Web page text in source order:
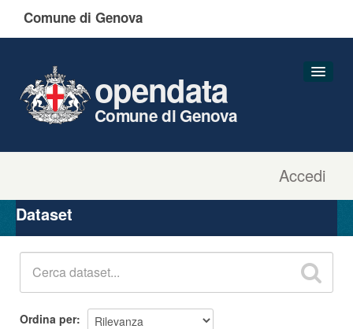
Comune di Genova
Accedi
opendata
Comune di Genova
Organizzazioni
Gruppi
Dataset
Ordina per